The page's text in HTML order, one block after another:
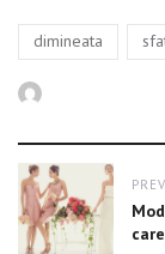
Tags
dimineata
Post
post: